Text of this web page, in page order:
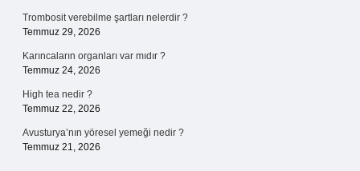
Trombosit verebilme şartları nelerdir ?
Temmuz 29, 2026
Karıncaların organları var mıdır ?
Temmuz 24, 2026
High tea nedir ?
Temmuz 22, 2026
Avusturya’nın yöresel yemeği nedir ?
Temmuz 21, 2026